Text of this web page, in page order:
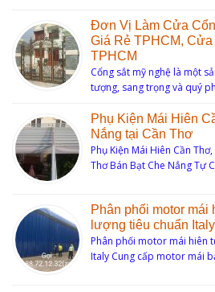
Đơn Vị Làm Cửa
Giá Rẻ TPHCM,
TPHCM
Cổng sắt mỹ nghệ là một
tượng, sang trọng và quý
Phụ Kiện Mái Hiên
Nắng tại Cần Thơ
Phụ Kiện Mái Hiên Cần
Thơ Bán Bạt Che Nắng Tự
Phân phối motor mái
lượng tiêu chuẩn Italy
Phân phối motor mái hiên
Italy Cung cấp motor mái